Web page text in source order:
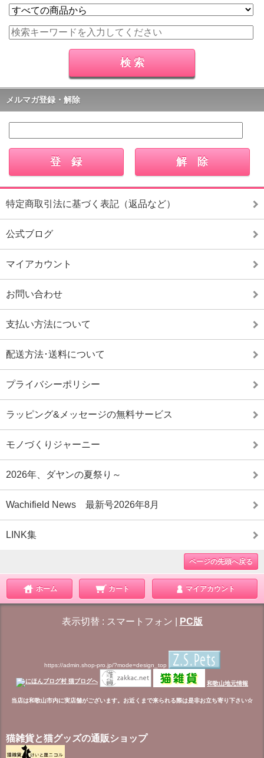
メルマガ登録・解除
特定商取引法に基づく表記（返品など）
公式ブログ
マイアカウント
お問い合わせ
支払い方法について
配送方法･送料について
プライバシーポリシー
ラッピング&メッセージの無料サービス
モノづくりジャーニー
2026年、ダヤンの夏祭り～
Wachifield News 最新号2026年8月
LINK集
ページの先頭へ戻る
ホーム カート マイアカウント
表示切替 : スマートフォン PC版
https://admin.shop-pro.jp/?mode=design_top
和歌山地元情報
当店は和歌山市内に実店舗がございます。お近くまで来られる際は是非お立ち寄り下さい☆
猫雑貨と猫グッズの通販ショップ